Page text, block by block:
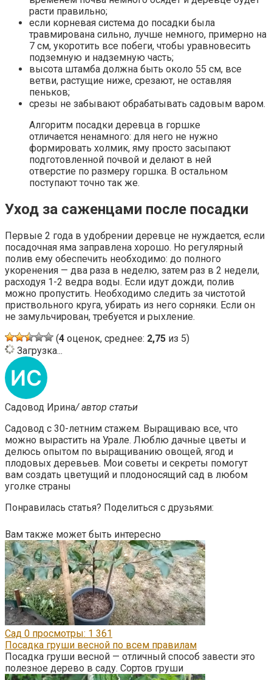
расти правильно;
если корневая система до посадки была
травмирована сильно, лучше немного, примерно на
7 см, укоротить все побеги, чтобы уравновесить
подземную и надземную часть;
высота штамба должна быть около 55 см, все
ветви, растущие ниже, срезают, не оставляя
пеньков;
срезы не забывают обрабатывать садовым варом.
Алгоритм посадки деревца в горшке
отличается ненамного: для него не нужно
формировать холмик, яму просто засыпают
подготовленной почвой и делают в ней
отверстие по размеру горшка. В остальном
поступают точно так же.
Уход за саженцами после посадки
Первые 2 года в удобрении деревце не нуждается, если
посадочная яма заправлена хорошо. Но регулярный
полив ему обеспечить необходимо: до полного
укоренения — два раза в неделю, затем раз в 2 недели,
расходуя 1-2 ведра воды. Если идут дожди, полив
можно пропустить. Необходимо следить за чистотой
приствольного круга, убирать из него сорняки. Если он
не замульчирован, требуется и рыхление.
(4 оценок, среднее: 2,75 из 5)
Загрузка...
Садовод Ирина/ автор статьи
Садовод с 30-летним стажем. Выращиваю все, что
можно вырастить на Урале. Люблю дачные цветы и
делюсь опытом по выращиванию овощей, ягод и
плодовых деревьев. Мои советы и секреты помогут
вам создать цветущий и плодоносящий сад в любом
уголке страны
Понравилась статья? Поделиться с друзьями:
Вам также может быть интересно
Сад 0 просмотры: 1 361
Посадка груши весной по всем правилам
Посадка груши весной — отличный способ завести это
полезное дерево в саду. Сортов груши